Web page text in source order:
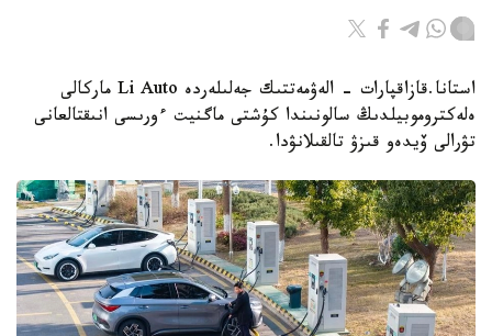
استانا.قازاقپارات - الەۋمەتتىك جەلىلەردە Li Auto ماركالى
ەلەكتروموبيلدىڭ سالونىندا كۇشتى ماگنيت ءورىسى انىقتالعانى
تۋرالى ۆيدەو قىزۋ تالقىلانۋدا.